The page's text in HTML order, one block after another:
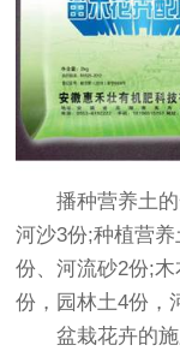
播种营养土的
河沙3份;种植营
份、河流砂2份;
份，园林土4份，
盆栽花卉的施